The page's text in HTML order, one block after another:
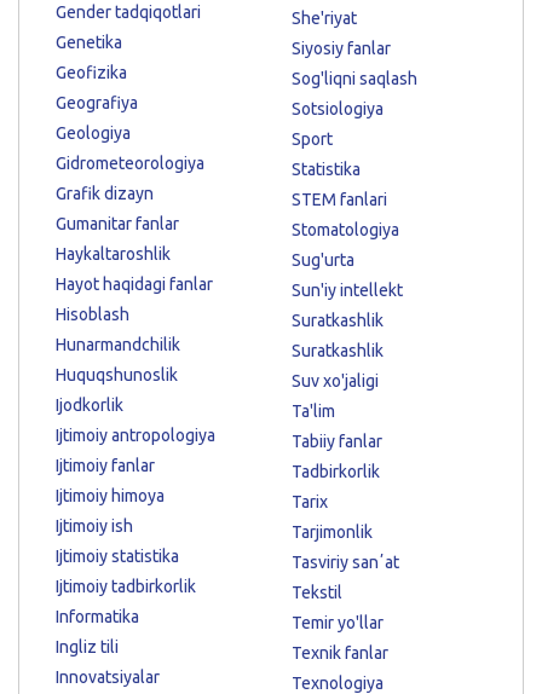
Gender tadqiqotlari
Genetika
Geofizika
Geografiya
Geologiya
Gidrometeorologiya
Grafik dizayn
Gumanitar fanlar
Haykaltaroshlik
Hayot haqidagi fanlar
Hisoblash
Hunarmandchilik
Huquqshunoslik
Ijodkorlik
Ijtimoiy antropologiya
Ijtimoiy fanlar
Ijtimoiy himoya
Ijtimoiy ish
Ijtimoiy statistika
Ijtimoiy tadbirkorlik
Informatika
Ingliz tili
Innovatsiyalar
She'riyat
Siyosiy fanlar
Sog'liqni saqlash
Sotsiologiya
Sport
Statistika
STEM fanlari
Stomatologiya
Sug'urta
Sun'iy intellekt
Suratkashlik
Suratkashlik
Suv xo'jaligi
Ta'lim
Tabiiy fanlar
Tadbirkorlik
Tarix
Tarjimonlik
Tasviriy sanʼat
Tekstil
Temir yo'llar
Texnik fanlar
Texnologiya